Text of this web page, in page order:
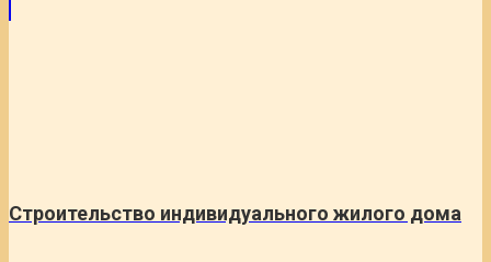
Строительство индивидуального жилого дома